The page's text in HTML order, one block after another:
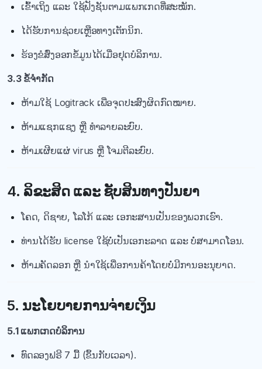
ເຂົ້າເຖິງ ແລະ ໃຊ້ຟັງຊັນຕາມແພກເກດທີ່ສະໝັກ.
ໄດ້ຮັບການຊ່ວຍເຫຼືອທາງເຕັກນິກ.
ຮ້ອງຂໍສົ່ງອອກຂໍ້ມູນໄດ້ເມື່ອຢຸດບໍລິການ.
3.3 ຂໍ້ຈຳກັດ
ຫ້າມໃຊ້ Logitrack ເພື່ອຈຸດປະສົງຜິດກົດໝາຍ.
ຫ້າມແຊກແຊງ ຫຼື ທຳລາຍລະບົບ.
ຫ້າມເຜີຍແຜ່ virus ຫຼື ໂຈມຕີລະບົບ.
4. ລິຂະສິດ ແລະ ຊັບສິນທາງປັນຍາ
ໂຄດ, ດິຊາຍ, ໂລໂກ້ ແລະ ເອກະສານເປັນຂອງພວກເຮົາ.
ທ່ານໄດ້ຮັບ license ໃຊ້ບໍ່ເປັນເອກະລາດ ແລະ ບໍ່ສາມາດໂອນ.
ຫ້າມຄັດລອກ ຫຼື ນຳໃຊ້ເພື່ອການຄ້າໂດຍບໍ່ມີການອະນຸຍາດ.
5. ນະໂຍບາຍການຈ່າຍເງິນ
5.1 ແພກເກດບໍລິການ
ທົດລອງຟຣີ 7 ມື້ (ຂຶ້ນກັບເວລາ).